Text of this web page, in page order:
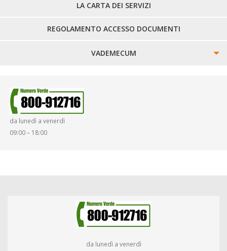
LA CARTA DEI SERVIZI
REGOLAMENTO ACCESSO DOCUMENTI
VADEMECUM
SMARRIMENTO OGGETTI
da lunedì a venerdì
09:00 – 18:00
da lunedì a venerdì